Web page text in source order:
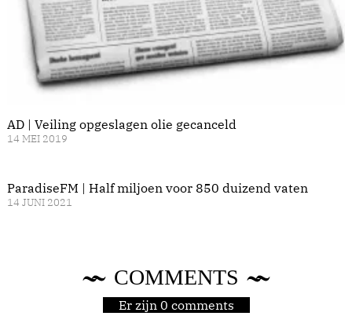
AD | Veiling opgeslagen olie gecanceld
14 MEI 2019
ParadiseFM | Half miljoen voor 850 duizend vaten
14 JUNI 2021
COMMENTS
Er zijn 0 comments